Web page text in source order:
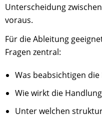
Unterscheidung
voraus.
Für die Ableitung
Fragen zentral:
Was beabsichtigen
Wie wirkt die
Unter welchen